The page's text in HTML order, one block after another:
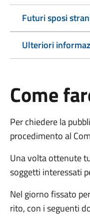
Futuri sposi
Ulteriori
Come
Per chiedere la
procedimento al
Una volta ottenute
soggetti interessati
Nel giorno fissato
rito, con i seguenti